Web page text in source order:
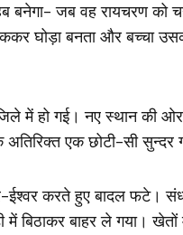
बनेगा- जब वह रायचरण को
घोड़ा बनता और बच्‍चा
में हो गई। नए स्थान की
एक छोटी-सी सुन्दर
ईश्वर करते हुए बादल फटे।
बिठाकर बाहर ले गया। खेतों